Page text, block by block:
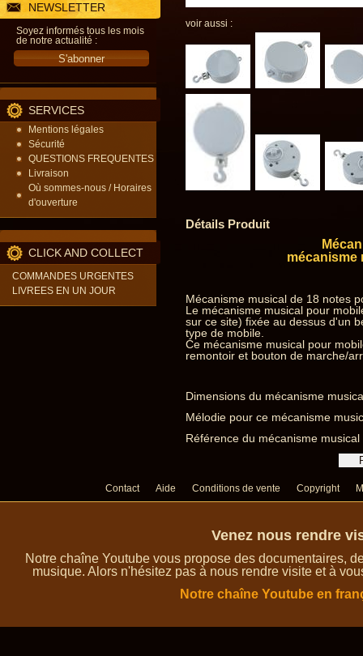
NEWSLETTER
Soyez informés tous les mois
de notre actualité :
SERVICES
Mentions légales
Sécurité
QUESTIONS FREQUENTES
Livraison
Où sommes-nous / Horaires
d'ouverture
CLICK AND COLLECT
COMMANDES URGENTES
LIVREES EN UN JOUR
voir aussi :
Détails Produit
mécanisme
Mécanisme musical de 18 notes
Le mécanisme musical pour
sur ce site) fixée au dessus d'un
type de mobile.
Ce mécanisme musical pour
remontoir et bouton de marche/
Dimensions du mécanisme
Mélodie pour ce mécanisme
Référence du mécanisme
Contact Aide Conditions de vente Copyright
Venez nous rendre
Notre chaîne Youtube vous propose des documentaires,
musique. Alors n'hésitez pas à nous rendre visite et à
Notre chaîne Youtube en